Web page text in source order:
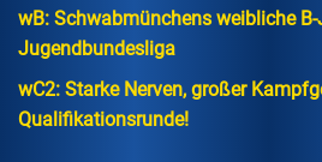
wB: Schwabmünchens weibliche
Jugendbundesliga
wC2: Starke Nerven, großer
Qualifikationsrunde!